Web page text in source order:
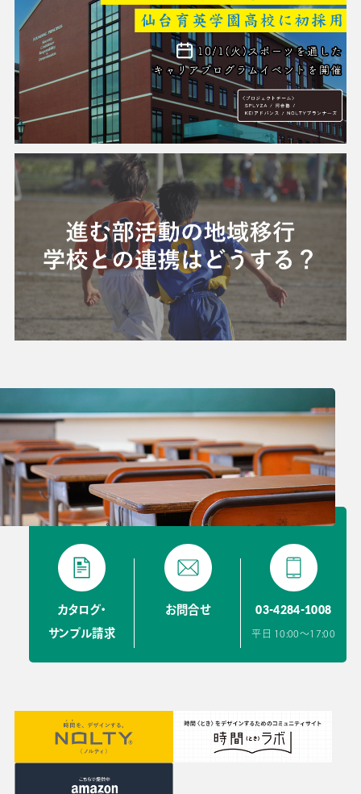
カタログ・
サンプル請求
お問合せ 03-4284-1008
平日 10:00〜17:00